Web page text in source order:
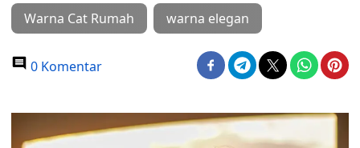
Warna Cat Rumah warna elegan
0 Komentar